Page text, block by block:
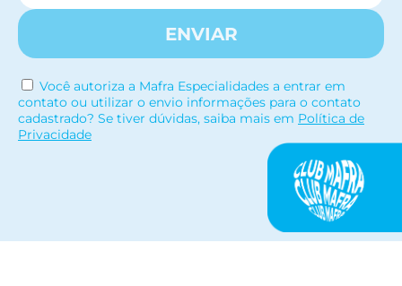
ENVIAR
Você autoriza a Mafra Especialidades a entrar em
contato ou utilizar o envio informações para o contato
cadastrado? Se tiver dúvidas, saiba mais em Política de
Privacidade